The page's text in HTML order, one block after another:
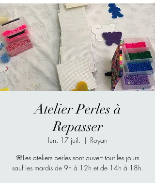
Atelier Perles à
Repasser
lun. 17 juil.
  |
Royan
🌸Les ateliers perles sont ouvert tout les jours
sauf les mardis de 9h à 12h et de 14h à 18h.